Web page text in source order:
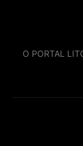
O PORTAL